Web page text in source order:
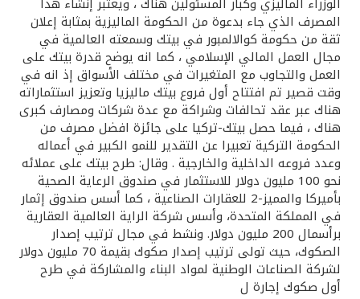
المصرف الذي جاء بدعوة من الحكومة الماليزية بمثابة إعلان
ثقة من حكومة كوالالمبور في بيتك وسمعته العالمية في
مجال العمل المالي الإسلامي ، كما انه يوضح قدرة بيتك على
العمل والتجاوب مع المتغيرات في مختلف الأسواق إذ انه في
وقت قصير تم افتتاح أول فروع بيتك ماليزيا وتعزيز استثماراته
هناك عبر عقد تحالفات وشراكة مع عدة شركات ومصارف كبرى
هناك ، فيما حصل بيتك-تركيا على جائزة افضل مصرف من
الحكومة التركية تعبيرا عن التقدير للنمو الكبير في أعماله
وعدد فروعه الداخلية والخارجية . وقال: طرح بيتك على عملائه
نحو 100 مليون دولار للاستثمار في صندوق الرعاية الصحية
بأميركا والمميز-2 للعقارات الصناعية ، كما أسس صندوق إثمار
في المملكة المتحدة، وأسس شركة الراية العالمية العقارية
برأسمال 200 مليون دولار. ونشط في مجال ترتيب إصدار
الصكوك، حيث تولى ترتيب إصدار صكوك بقيمة 70 مليون دولار
لشركة الصناعات الوطنية لمواد البناء والمشاركة في طرح
أول صكوك إجارة ل